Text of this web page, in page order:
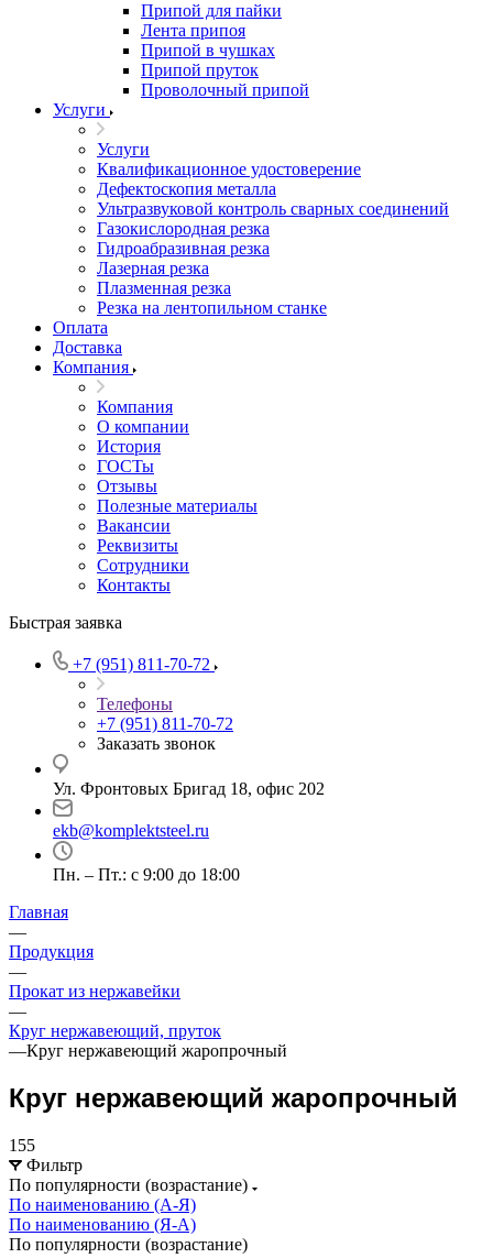
Припой для пайки
Лента припоя
Припой в чушках
Припой пруток
Проволочный припой
Услуги
Услуги
Квалификационное удостоверение
Дефектоскопия металла
Ультразвуковой контроль сварных соединений
Газокислородная резка
Гидроабразивная резка
Лазерная резка
Плазменная резка
Резка на лентопильном станке
Оплата
Доставка
Компания
Компания
О компании
История
ГОСТы
Отзывы
Полезные материалы
Вакансии
Реквизиты
Сотрудники
Контакты
Быстрая заявка
+7 (951) 811-70-72
Телефоны
+7 (951) 811-70-72
Заказать звонок
Ул. Фронтовых Бригад 18, офис 202
ekb@komplektsteel.ru
Пн. – Пт.: с 9:00 до 18:00
Главная
—
Продукция
—
Прокат из нержавейки
—
Круг нержавеющий, пруток
—Круг нержавеющий жаропрочный
Круг нержавеющий жаропрочный
155
Фильтр
По популярности (возрастание)
По наименованию (А-Я)
По наименованию (Я-А)
По популярности (возрастание)